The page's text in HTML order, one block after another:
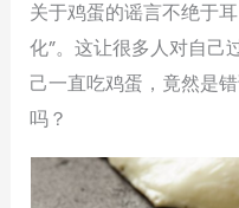
关于鸡蛋的谣言不绝于
化”。这让很多人对自己
己一直吃鸡蛋，竟然是
吗？